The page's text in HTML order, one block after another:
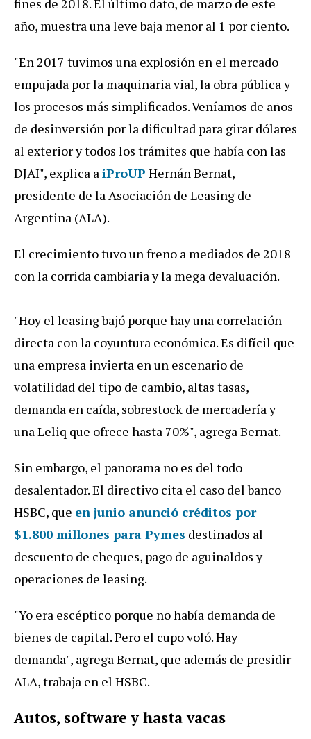
fines de 2018.El último dato, de marzo de este
año, muestraunaleve baja menor al 1 por ciento.
"En2017 tuvimos una explosión en el mercado
empujada porla maquinariavial,la obra públicay
los procesos más simplificados.Veníamos de años
de desinversión porla dificultad para girar dólares
al exteriorytodos los trámites que había conlas
DJAI", explica aiProUP HernánBernat,
presidente de laAsociación de Leasing de
Argentina (ALA).
El crecimientotuvounfreno a mediados de 2018
conla corrida cambiariayla mega devaluación.
"Hoy el leasingbajó porque hayuna correlación
directa conla coyuntura económica.Es difícil que
una empresa invierta enun escenario de
volatilidad del tipo de cambio, altas tasas,
demanda en caída, sobrestock de mercaderíay
unaLeliq que ofrece hasta 70%", agregaBernat.
Sin embargo, el panorama no es del todo
desalentador.El directivo cita el caso del banco
HSBC, que en junio anunció créditos por
$1.800 millones para Pymes destinados al
descuento de cheques, pago de aguinaldos y
operaciones de leasing.
"Yo era escéptico porque nohabía demanda de
bienes de capital.Pero el cupovoló.Hay
demanda", agregaBernat, que además de presidir
ALA,trabaja en el HSBC.
Autos, software y hasta vacas